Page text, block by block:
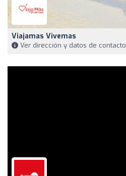
Viajamas Vivemas
Ver dirección y datos de contacto